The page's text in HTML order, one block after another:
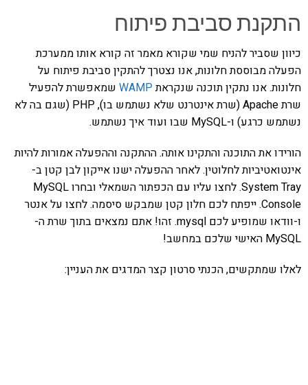
התקנת סביבת פיתוח
כיוון שסביר להניח שמי שקורא מאמר זה קורא אותו ממערכת
הפעלה מבוססת חלונות, אנו נצטרך להתקין סביבת פיתוח על
חלונות. אנו נתקין תוכנה שנקראתWAMP שמאפשרת להפעיל
שרת Apache (שרת אינטרנט שלא נשתמש בו), PHP (שגם בה לא
נשתמש כרגע) ו-MySQL שבו ועוד איך נשתמש.
הורידו את התוכנה והתקינו אותה. ההתקנה וההפעלה אמורות להיות
אינטואטיביות לחלוטין. לאחר ההפעלה ישנו אייקון לבן קטן ב-
System Tray. לחצו עליו עם הכפתור השמאלי ובחרו MySQL
Console. ייפתח לכם חלון קטן שמבקש סיסמה. לחצו על אנטר
ו-וודאו שמופיע לכם mysql. זהו! אתם נמצאים בתוך שרת ה-
MySQL האישי שלכם במחשב!
לאלו שמתקשים, הכנתי סרטון קצר המדגים את העניין: